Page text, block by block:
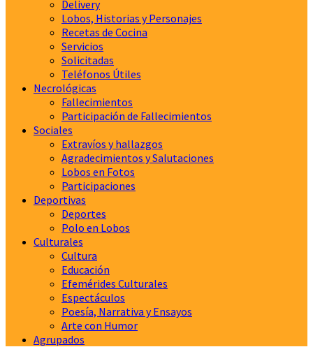
Delivery
Lobos, Historias y Personajes
Recetas de Cocina
Servicios
Solicitadas
Teléfonos Útiles
Necrológicas
Fallecimientos
Participación de Fallecimientos
Sociales
Extravíos y hallazgos
Agradecimientos y Salutaciones
Lobos en Fotos
Participaciones
Deportivas
Deportes
Polo en Lobos
Culturales
Cultura
Educación
Efemérides Culturales
Espectáculos
Poesía, Narrativa y Ensayos
Arte con Humor
Agrupados